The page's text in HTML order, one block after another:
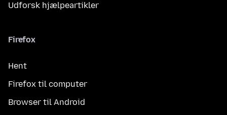
Udforsk hjælpeartikler
Firefox
Hent
Firefox til computer
Browser til Android